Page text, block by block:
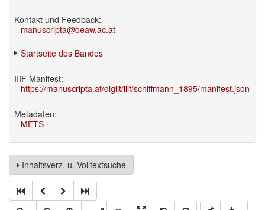
Kontakt und Feedback:
manuscripta@oeaw.ac.at
Startseite des Bandes
IIIF Manifest:
https://manuscripta.at/diglit/iiif/schiffmann_1895/manifest.json
Metadaten:
METS
Inhaltsverz. u. Volltextsuche